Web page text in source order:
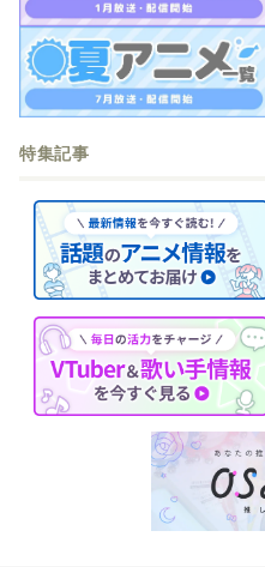
特集記事